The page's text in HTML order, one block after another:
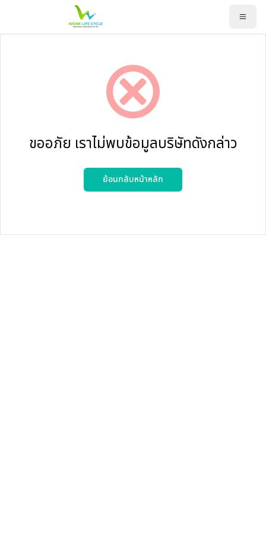
ขออภัย เราไม่พบข้อมูลบริษัทดังกล่าว
ย้อนกลับหน้าหลัก